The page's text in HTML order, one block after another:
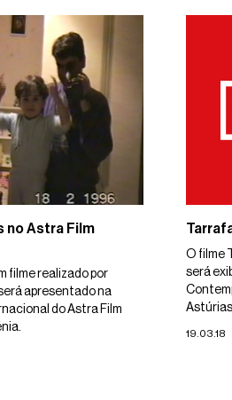
no Astra Film
filme realizado por
apresentado na
do Astra Film
O filme
será
19.03.18